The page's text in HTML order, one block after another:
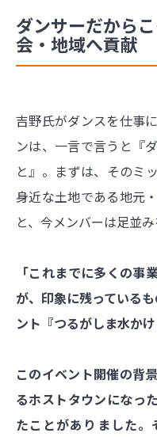
ダンサーだから
会・地域へ貢献
吉野氏がダンスを仕事
ンは、一言で言うと『
と』。まずは、そのミ
身近な土地である地元
と、今メンバーは足並み
「これまでに多くの事
が、印象に残っている
ント『つるがしま水か
このイベント開催の背
るホストタウンになっ
たことがありました